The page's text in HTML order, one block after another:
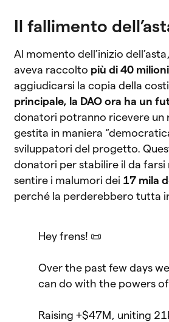
Il fallimento
Al momento dell’inizio
aveva raccolto più di 40
aggiudicarsi la copia della
principale, la DAO ora ha un
donatori potranno ricevere un
gestita in maniera
sviluppatori del progetto.
donatori per stabilire il da farsi
sentire i malumori dei 17 mila
perché la perderebbero tutta
Hey frens! 📜
Over the past few days
can do with the powers
Raising +$47M, uniting